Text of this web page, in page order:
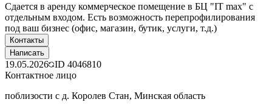
Сдается в аренду коммерческое помещение в БЦ "IT max" с
отдельным входом. Есть возможность перепрофилирования
под ваш бизнес (офис, магазин, бутик, услуги, т.д.)
Контакты
Написать
19.05.2026 ID 4046810
Контактное лицо
поблизости с д. Королев Стан, Минская область